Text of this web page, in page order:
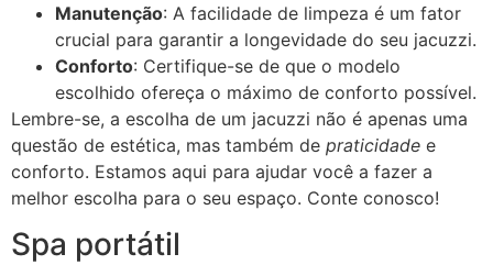
Manutenção: A facilidade de limpeza é um fator
crucial para garantir a longevidade do seu jacuzzi.
Conforto: Certifique-se de que o modelo
escolhido ofereça o máximo de conforto possível.
Lembre-se, a escolha de um jacuzzi não é apenas uma
questão de estética, mas também de praticidade e
conforto. Estamos aqui para ajudar você a fazer a
melhor escolha para o seu espaço. Conte conosco!
Spa portátil